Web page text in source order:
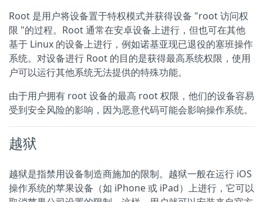
Root 是用户将设备置于特权模式并获得设备 "root 访问权
限 "的过程。Root 通常在安卓设备上进行，但也可在其他
基于 Linux 的设备上进行，例如诺基亚现已退役的塞班操作
系统。对设备进行 Root 的目的是获得最高系统权限，使用
户可以运行其他系统无法提供的特殊功能。
由于用户拥有 root 设备的最高 root 权限，他们的设备容易
受到安全风险的影响，因为恶意代码可能会影响操作系统。
越狱
越狱是指禁用设备制造商施加的限制。越狱一般在运行 iOS
操作系统的苹果设备（如 iPhone 或 iPad）上进行，它可以